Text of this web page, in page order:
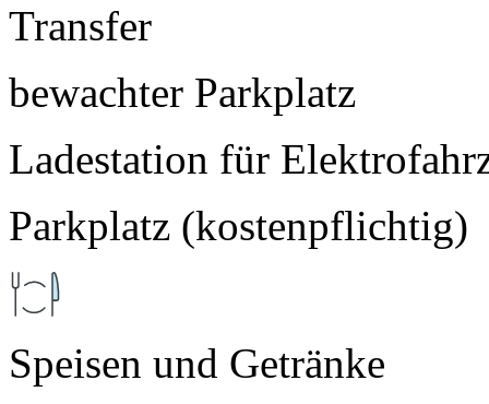
Transfer
bewachter Parkplatz
Ladestation für
Parkplatz (kostenpflichtig)
Speisen und Getränke